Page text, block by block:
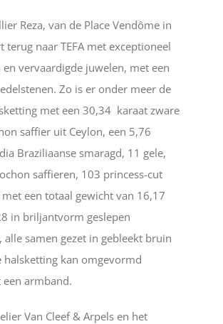
Reza, van de Place Vendôme in
terug naar TEFA met exceptioneel
vervaardigde juwelen, met een
Zo is er onder meer de
met een 30,34 karaat zware
saffier uit Ceylon, een 5,76
Braziliaanse smaragd, 11 gele,
saffieren, 103 princess-cut
een totaal gewicht van 16,17
in briljantvorm geslepen
alle samen gezet in gebleekt bruin
halsketting kan omgevormd
armband.
Van Cleef & Arpels en het